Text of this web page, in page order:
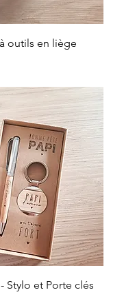
outils en liège
Stylo et Porte clés